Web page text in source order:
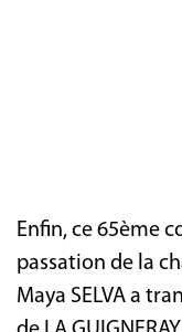
Enfin, ce 65ème
passation de la
Maya SELVA a